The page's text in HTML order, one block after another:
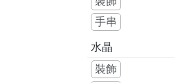
手串
水晶
裝飾